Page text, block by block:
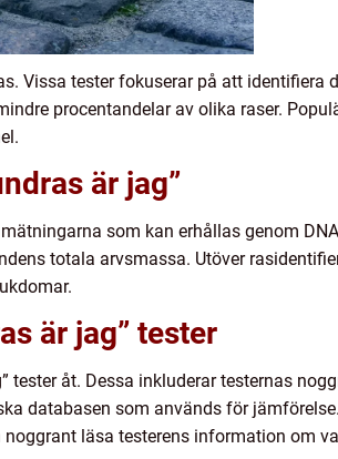
Vissa tester fokuserar på att identifiera
procentandelar av olika raser.
är jag”
som kan erhållas genom
totala arvsmassa. Utöver
är jag” tester
åt. Dessa inkluderar testernas
databasen som används för
läsa testerens information om